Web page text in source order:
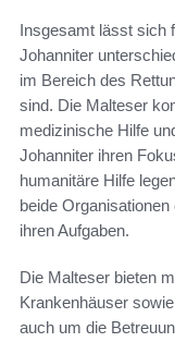
Insgesamt lässt sich
Johanniter
im Bereich des
sind. Die Malteser
medizinische Hilfe
Johanniter ihren
humanitäre Hilfe
beide
ihren Aufgaben.
Die Malteser bieten
Krankenhäuser
auch um die